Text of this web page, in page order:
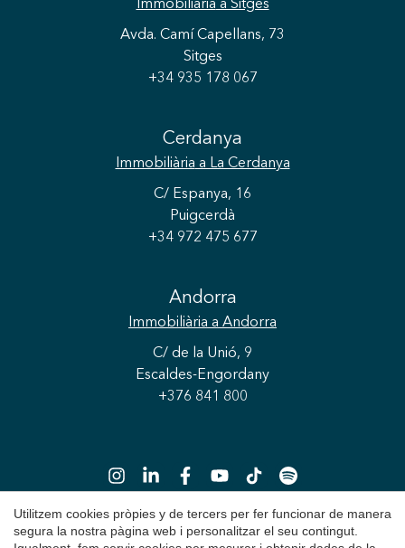
Immobiliària a Sitges
Avda. Camí Capellans, 73
Sitges
+34 935 178 067
Cerdanya
Immobiliària a La Cerdanya
C/ Espanya, 16
Puigcerdà
+34 972 475 677
Andorra
Immobiliària a Andorra
C/ de la Unió, 9
Escaldes-Engordany
+376 841 800
Utilitzem cookies pròpies y de tercers per fer funcionar de manera
segura la nostra pàgina web i personalitzar el seu contingut.
Guardar configuració Acceptar totes